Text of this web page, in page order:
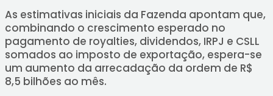
As estimativas iniciais da Fazenda apontam que,
combinando o crescimento esperado no
pagamento de royalties, dividendos, IRPJ e CSLL
somados ao imposto de exportação, espera-se
um aumento da arrecadação da ordem de R$
8,5 bilhões ao mês.